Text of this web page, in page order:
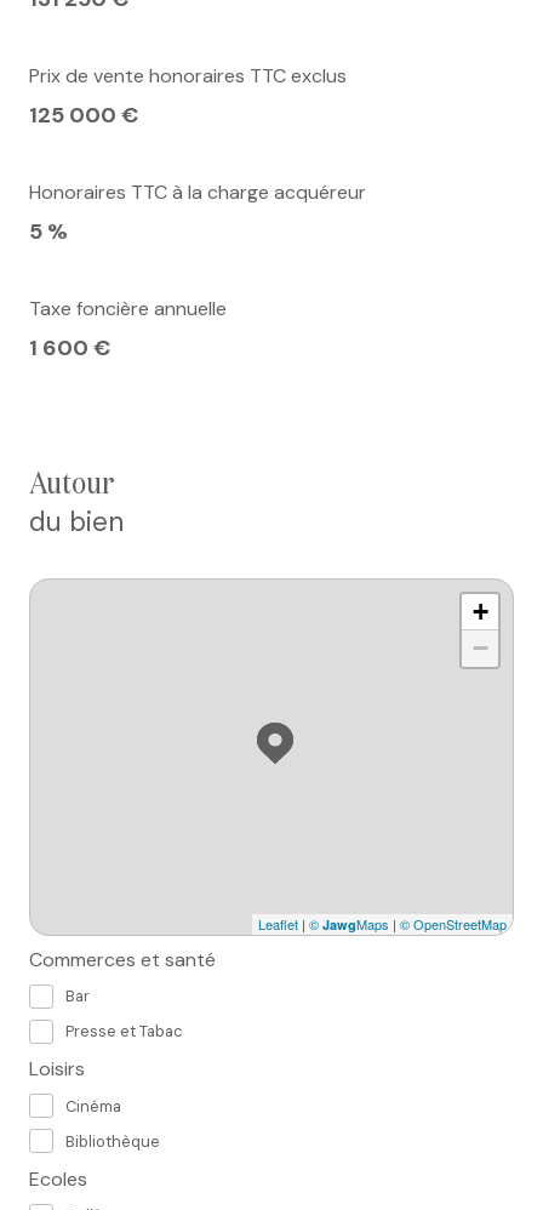
Prix de vente honoraires TTC exclus
125 000 €
Honoraires TTC à la charge acquéreur
5 %
Taxe foncière annuelle
1 600 €
autour
du bien
+
−
Leaflet | © JawgMaps | © OpenStreetMap
Commerces et santé
Bar
Presse et Tabac
Loisirs
Cinéma
Bibliothèque
Ecoles